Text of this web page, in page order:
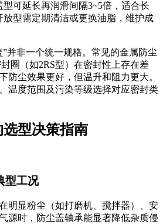
型可延长再润滑间隔3~5倍，适合长
放型需定期清洁或更换油脂，维护成
并非一个统一规格。常见的金属防尘
圈（如2RS型）在密封性上存在差
防尘效果更好，但温升和阻力更大。
温度范围及污染等级选择对应密封类
型决策指南
型工况
明显粉尘（如打磨机、搅拌器）、安
源时，防尘盖轴承能显著降低杂质侵